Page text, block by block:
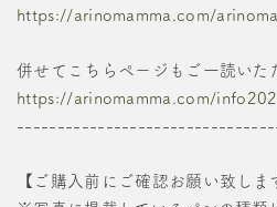
https://arinomamma.com/
併せてこちらページもご一読いた
https://arinomamma.com/
【ご購入前にご確認お願い致しま